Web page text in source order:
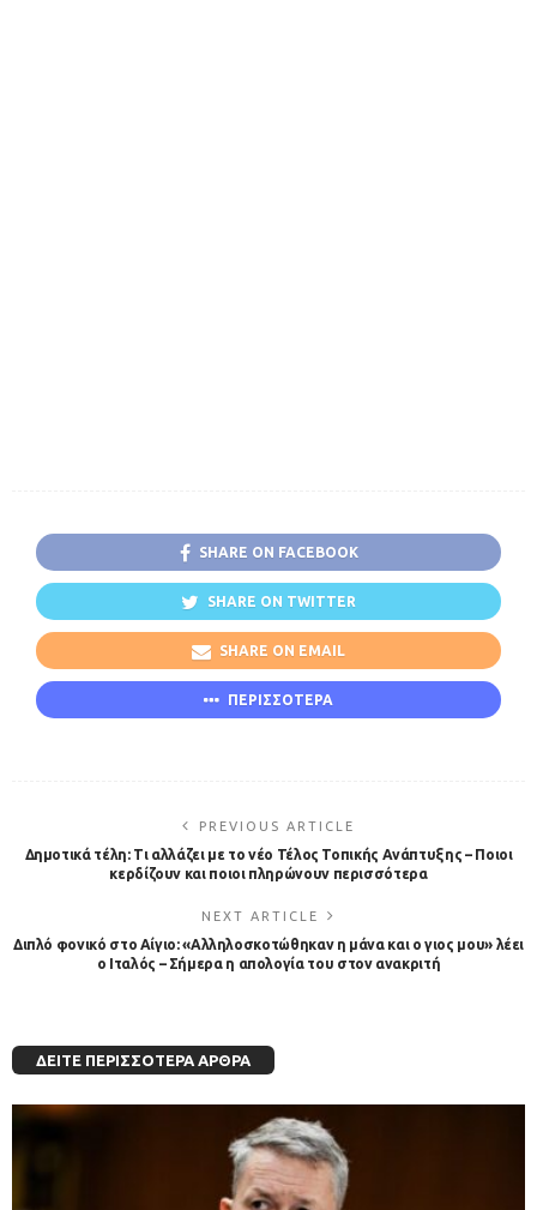
SHARE ON FACEBOOK
SHARE ON TWITTER
SHARE ON EMAIL
ΠΕΡΙΣΣΟΤΕΡΑ
PREVIOUS ARTICLE
Δημοτικά τέλη: Τι αλλάζει με το νέο Τέλος Τοπικής Ανάπτυξης – Ποιοι
κερδίζουν και ποιοι πληρώνουν περισσότερα
NEXT ARTICLE
Διπλό φονικό στο Αίγιο: «Αλληλοσκοτώθηκαν η μάνα και ο γιος μου» λέει
ο Ιταλός – Σήμερα η απολογία του στον ανακριτή
ΔΕΊΤΕ ΠΕΡΙΣΣΌΤΕΡΑ ΆΡΘΡΑ